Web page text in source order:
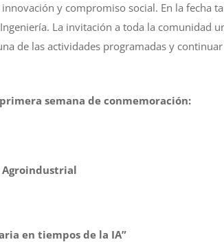
y compromiso social. En la fecha
La invitación a toda la comunidad
de las actividades programadas y
semana de conmemoración:
en tiempos de la IA”